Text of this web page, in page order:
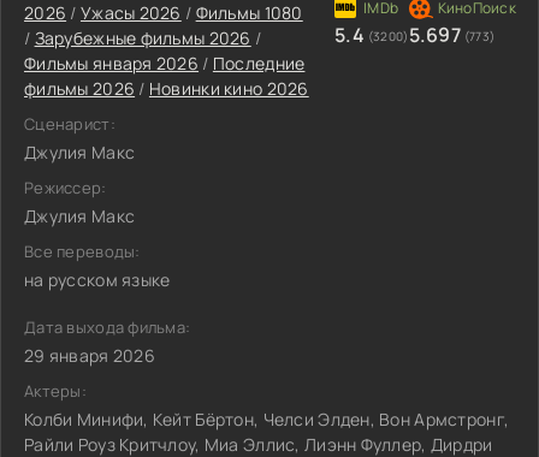
2026 / Ужасы 2026 / Фильмы 1080
/ Зарубежные фильмы 2026 /
Фильмы января 2026 / Последние
фильмы 2026 / Новинки кино 2026
Сценарист:
Джулия Макс
Режиссер:
Джулия Макс
Все переводы:
на русском языке
5.4 (3200) 5.697 (773)
Дата выхода фильма:
29 января 2026
Актеры:
Колби Минифи, Кейт Бёртон, Челси Элден, Вон Армстронг,
Райли Роуз Критчлоу, Миа Эллис, Лиэнн Фуллер, Дирдри